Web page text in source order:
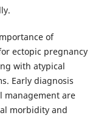
of
ectopic pregnancy
with atypical
Early diagnosis
management are
morbidity and